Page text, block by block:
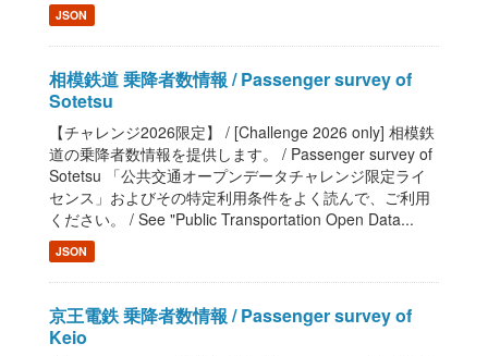
JSON
相模鉄道 乗降者数情報 / Passenger survey of
Sotetsu
【チャレンジ2026限定】 / [Challenge 2026 only] 相模鉄
道の乗降者数情報を提供します。 / Passenger survey of
Sotetsu 「公共交通オープンデータチャレンジ限定ライ
センス」およびその特定利用条件をよく読んで、ご利用
ください。 / See "Public Transportation Open Data...
JSON
京王電鉄 乗降者数情報 / Passenger survey of
Keio